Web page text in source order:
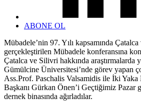
ABONE OL
Mübadele’nin 97. Yılı kapsamında
gerçekleştirilen Mübadele konferansına
Çatalca ve Silivri hakkında araştırmalarda
Gümülcine Üniversitesi’nde görev yapan
Ass.Prof. Paschalis Valsamidis ile İki
Başkanı Gürkan Önen’i Geçtiğimiz Pazar
dernek binasında ağırladılar.